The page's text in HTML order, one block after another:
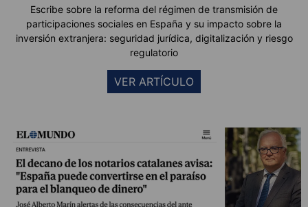
Escribe sobre la reforma del régimen de transmisión de
participaciones sociales en España y su impacto sobre la
inversión extranjera: seguridad jurídica, digitalización y riesgo
regulatorio
VER ARTÍCULO